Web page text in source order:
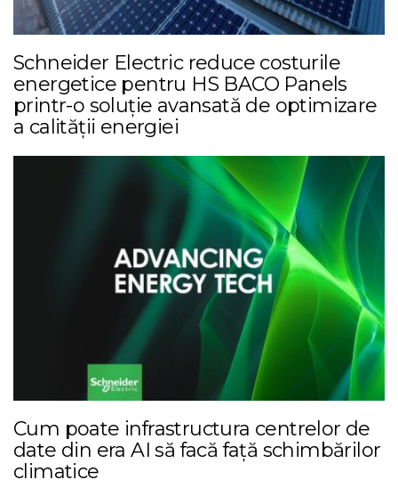
Schneider Electric reduce costurile
energetice pentru HS BACO Panels
printr-o soluție avansată de optimizare
a calității energiei
Cum poate infrastructura centrelor de
date din era AI să facă față schimbărilor
climatice